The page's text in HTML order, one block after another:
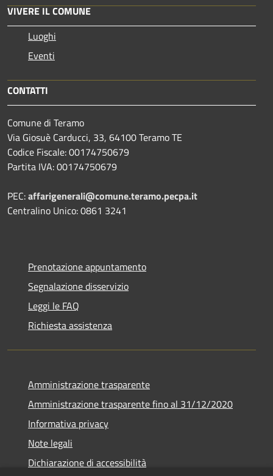
VIVERE IL COMUNE
Luoghi
Eventi
CONTATTI
Comune di Teramo
Via Giosuè Carducci, 33, 64100 Teramo TE
Codice Fiscale: 00174750679
Partita IVA: 00174750679
PEC:affarigenerali@comune.teramo.pecpa.it
Centralino Unico: 0861 3241
Prenotazione appuntamento
Segnalazione disservizio
Leggi le FAQ
Richiesta assistenza
Amministrazione trasparente
Amministrazione trasparente fino al 31/12/2020
Informativa privacy
Note legali
Dichiarazione di accessibilità